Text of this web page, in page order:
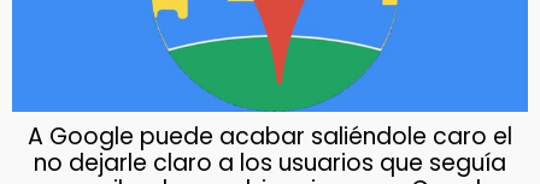
A Google puede acabar saliéndole caro el
no dejarle claro a los usuarios que seguía